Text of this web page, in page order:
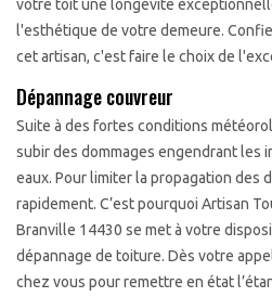
votre toit une longévité
l'esthétique de votre demeure.
cet artisan, c'est faire le choix de
Dépannage couvreur
Suite à des fortes conditions
subir des dommages engendrant les
eaux. Pour limiter la propagation des
rapidement. C’est pourquoi Artisan
Branville 14430 se met à votre
dépannage de toiture. Dès votre
chez vous pour remettre en état